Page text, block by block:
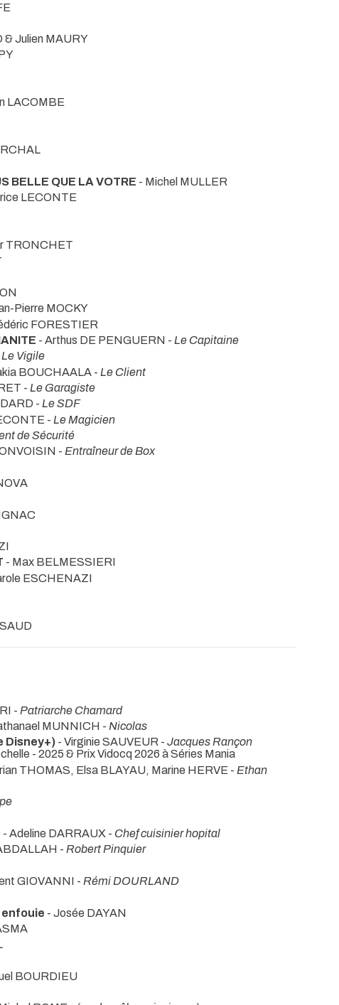
& Julien MAURY
LACOMBE
BELLE QUE LA VOTRE - Michel MULLER
LECONTE
TRONCHET
Pierre MOCKY
FORESTIER
- Arthus DE PENGUERN - Le Capitaine
Le Vigile
BOUCHAALA - Le Client
- Le Garagiste
- Le SDF
- Le Magicien
de Sécurité
- Entraîneur de Box
- Max BELMESSIERI
ESCHENAZI
- Patriarche Chamard
MUNNICH - Nicolas
Disney+) - Virginie SAUVEUR - Jacques Rançon
- 2025 & Prix Vidocq 2026 à Séries Mania
THOMAS, Elsa BLAYAU, Marine HERVE - Ethan
- Adeline DARRAUX - Chef cuisinier hopital
- Robert Pinquier
GIOVANNI - Rémi DOURLAND
enfouie - Josée DAYAN
BOURDIEU